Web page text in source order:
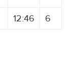
12:46 6